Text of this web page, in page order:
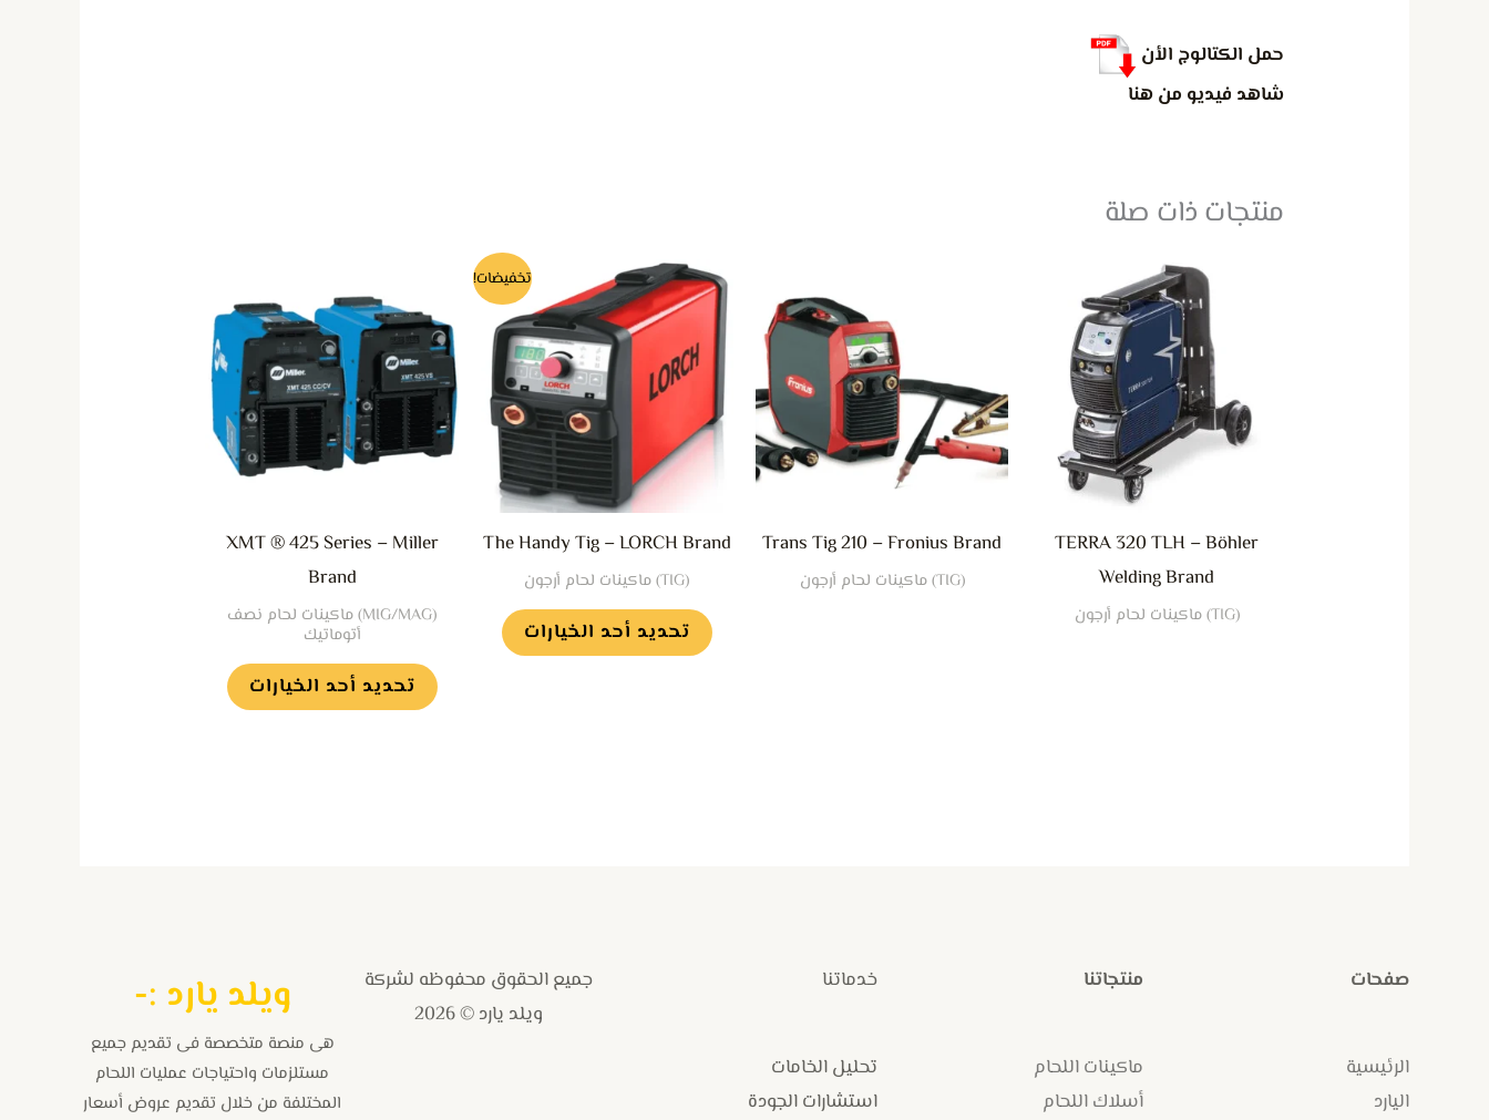
حمل الكتالوج الأن
شاهد فيديو من هنا
منتجات ذات صلة
TERRA 320 TLH – Böhler
Welding Brand
(TIG) ماكينات لحام أرجون
Trans Tig 210 – Fronius Brand
(TIG) ماكينات لحام أرجون
تخفيضات!
The Handy Tig – LORCH Brand
(TIG) ماكينات لحام أرجون
تحديد أحد الخيارات
هناك
العديد
من
الأشكال
المختلفة
لهذا
المنتج.
يمكن
اختيار
على
XMT ® 425 Series – Miller
Brand
(MIG/MAG) ماكينات لحام نصف
أتوماتيك
تحديد أحد الخيارات
العديد
من
الأشكال
المختلفة
لهذا
اختيار
المنتج
صفحات
الرئيسية
اليارد
منتجاتنا
ماكينات اللحام
أسلاك اللحام
خدماتنا
تحليل الخامات
استشارات الجودة
جميع الحقوق محفوظه لشركة
ويلد يارد © 2026
ويلد يارد :-
هى منصة متخصصة فى تقديم جميع
مستلزمات واحتياجات عمليات اللحام
المختلفة من خلال تقديم عروض أسعار